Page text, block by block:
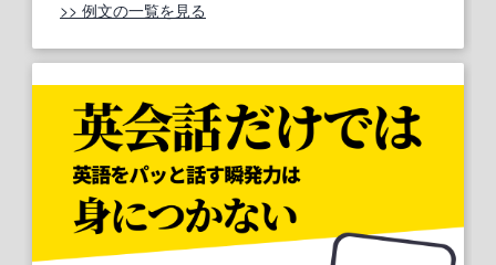
>> 例文の一覧を見る